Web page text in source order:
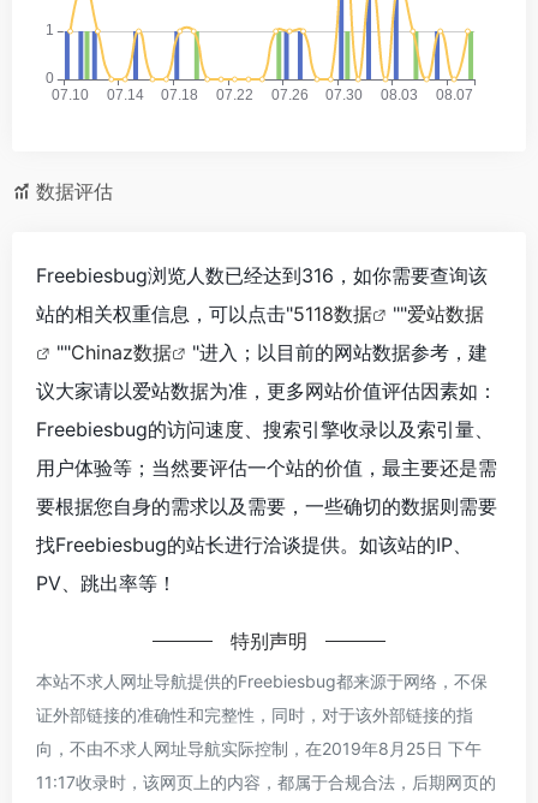
数据评估
Freebiesbug浏览人数已经达到316，如你需要查询该
站的相关权重信息，可以点击"5118数据 ""爱站数据
""Chinaz数据
"进入；以目前的网站数据参考，建
议大家请以爱站数据为准，更多网站价值评估因素如：
Freebiesbug的访问速度、搜索引擎收录以及索引量、
用户体验等；当然要评估一个站的价值，最主要还是需
要根据您自身的需求以及需要，一些确切的数据则需要
找Freebiesbug的站长进行洽谈提供。如该站的IP、
PV、跳出率等！
特别声明
本站不求人网址导航提供的Freebiesbug都来源于网络，不保
证外部链接的准确性和完整性，同时，对于该外部链接的指
向，不由不求人网址导航实际控制，在2019年8月25日 下午
11:17收录时，该网页上的内容，都属于合规合法，后期网页的